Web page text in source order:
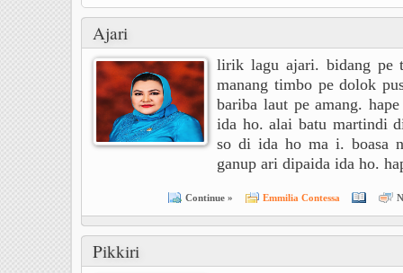
Ajari
lirik lagu ajari. bidang pe
manang timbo pe dolok
bariba laut pe amang.
ida ho. alai batu martindi
so di ida ho ma i. boasa
ganup ari dipaida ida ho.
Continue » Emmilia Contessa
Pikkiri